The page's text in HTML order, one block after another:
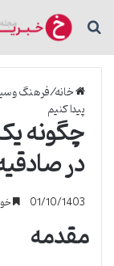
جستجو برای
خانه/فرهنگ و
پیدا کنیم
چگونه
در
01/10/1403
مقدمه